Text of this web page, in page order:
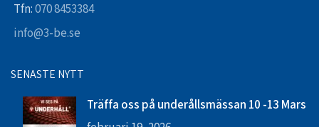
Tfn:070 8453384
info@3-be.se
SENASTE NYTT
Träffa oss på underållsmässan 10 -13 Mars